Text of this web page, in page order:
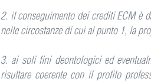
2. il conseguimento dei crediti ECM è
nelle circostanze di cui al punto 1, la
3. ai soli fini deontologici ed
risultare coerente con il profilo